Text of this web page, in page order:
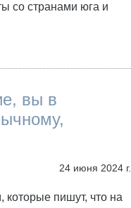
со странами юга и
вы в
24 июня 2024 г.
которые пишут, что на